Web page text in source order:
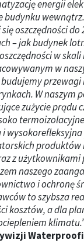
energii
budynku
oszczędności do
– jak budynek
w
w
budujemy
W naszym
zużycie prądu
produktów
z
naszego
i ochronę
to szybsza
kosztów, a dla